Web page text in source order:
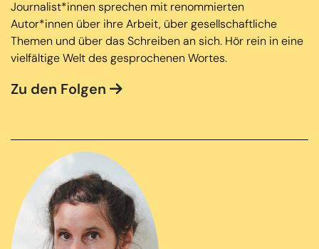
Journalist*innen sprechen mit renommierten
Autor*innen über ihre Arbeit, über gesellschaftliche
Themen und über das Schreiben an sich. Hör rein in eine
vielfältige Welt des gesprochenen Wortes.
Zu den Folgen